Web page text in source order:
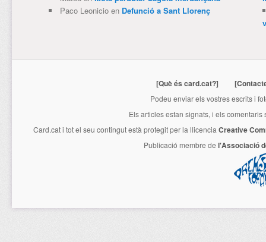
Paco Leonicioen Defunció a Sant Llorenç
[Què és card.cat?]
Podeu enviar els vostres escrits i
Els articles estan signats, i els
Card.cati tot el seu contingut està protegit per la llicencia Creative
Publicació membre de l'Associació